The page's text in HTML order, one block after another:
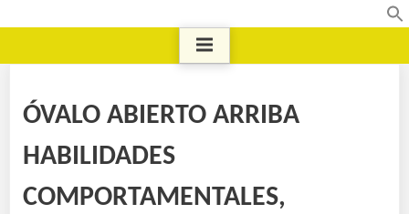
ÓVALO ABIERTO ARRIBA
HABILIDADES
COMPORTAMENTALES,